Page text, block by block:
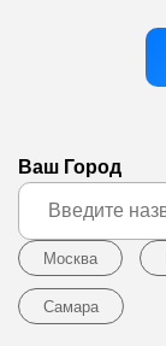
Ваш Город
Москва
Самара